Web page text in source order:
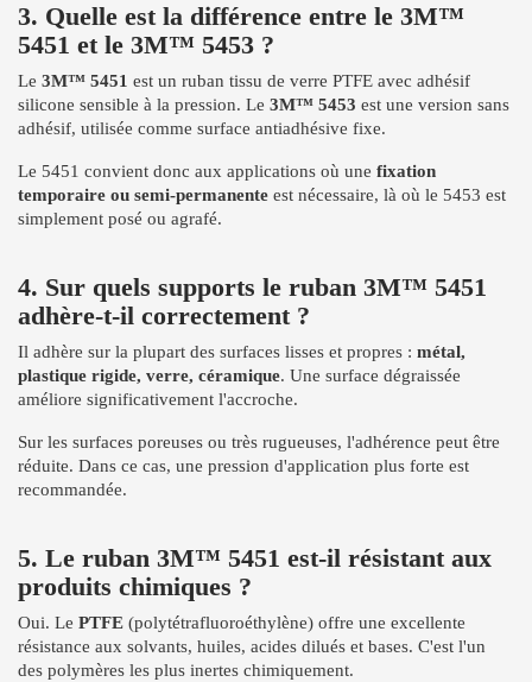
3. Quelle est la différence entre le 3M™
5451 et le 3M™ 5453 ?
Le 3M™ 5451 est un ruban tissu de verre PTFE avec adhésif
silicone sensible à la pression. Le 3M™ 5453 est une version sans
adhésif, utilisée comme surface antiadhésive fixe.
Le 5451 convient donc aux applications où une fixation
temporaire ou semi-permanente est nécessaire, là où le 5453 est
simplement posé ou agrafé.
4. Sur quels supports le ruban 3M™ 5451
adhère-t-il correctement ?
Il adhère sur la plupart des surfaces lisses et propres : métal,
plastique rigide, verre, céramique. Une surface dégraissée
améliore significativement l'accroche.
Sur les surfaces poreuses ou très rugueuses, l'adhérence peut être
réduite. Dans ce cas, une pression d'application plus forte est
recommandée.
5. Le ruban 3M™ 5451 est-il résistant aux
produits chimiques ?
Oui. Le PTFE (polytétrafluoroéthylène) offre une excellente
résistance aux solvants, huiles, acides dilués et bases. C'est l'un
des polymères les plus inertes chimiquement.